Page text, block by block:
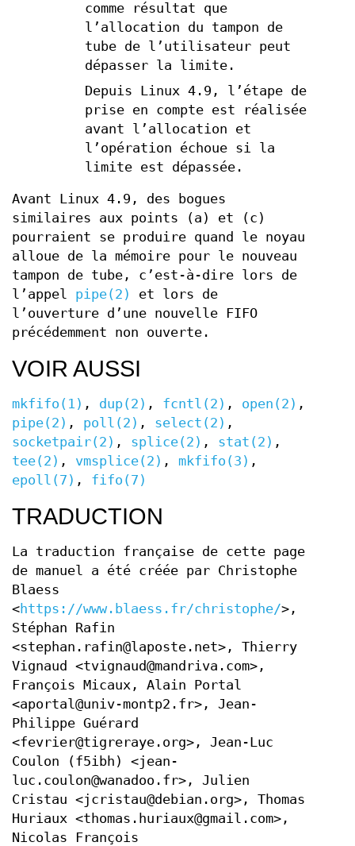
comme résultat que
l’allocation du tampon de
tube de l’utilisateur peut
dépasser la limite.
Depuis Linux 4.9, l’étape de
prise en compte est réalisée
avant l’allocation et
l’opération échoue si la
limite est dépassée.
Avant Linux 4.9, des bogues
similaires aux points (a) et (c)
pourraient se produire quand le noyau
alloue de la mémoire pour le nouveau
tampon de tube, c’est-à-dire lors de
l’appel pipe(2)
et lors de
l’ouverture d’une nouvelle FIFO
précédemment non ouverte.
VOIR AUSSI
mkfifo(1) , dup(2) , fcntl(2) , open(2) ,
pipe(2) , poll(2) , select(2) ,
socketpair(2) , splice(2) , stat(2) ,
tee(2) , vmsplice(2) , mkfifo(3) ,
epoll(7) , fifo(7)
TRADUCTION
La traduction française de cette page
de manuel a été créée par Christophe
Blaess
<https://www.blaess.fr/christophe/>,
Stéphan Rafin
<stephan.rafin@laposte.net>, Thierry
Vignaud <tvignaud@mandriva.com>,
François Micaux, Alain Portal
<aportal@univ-montp2.fr>, Jean-
Philippe Guérard
<fevrier@tigreraye.org>, Jean-Luc
Coulon (f5ibh) <jean-
luc.coulon@wanadoo.fr>, Julien
Cristau <jcristau@debian.org>, Thomas
Huriaux <thomas.huriaux@gmail.com>,
Nicolas François